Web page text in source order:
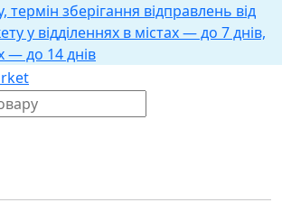
термін зберігання відправлень від
у відділеннях в містах — до 7 днів,
— до 14 днів